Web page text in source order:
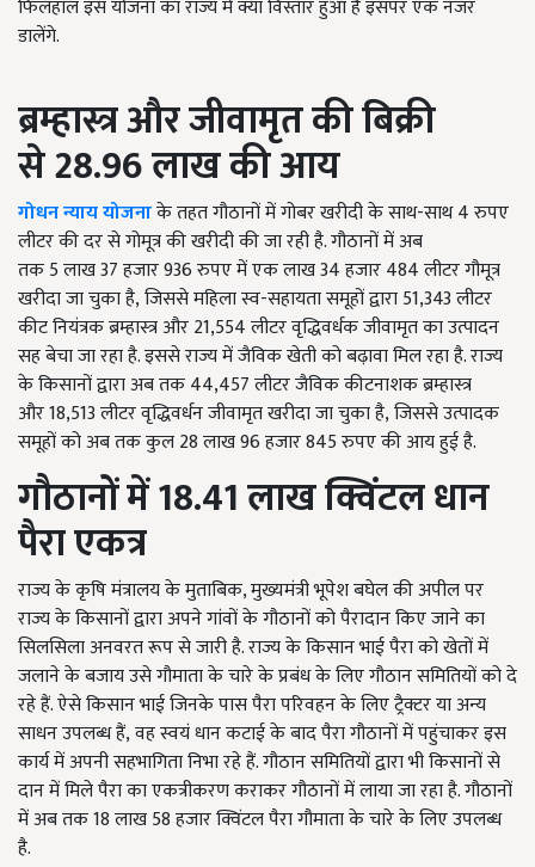
फिलहाल इस योजना का राज्य में क्या विस्तार हुआ है इसपर एक नजर
डालेंगे.
ब्रम्हास्त्र और जीवामृत की बिक्री
से28.96लाख की आय
गोधन न्याय योजनाके तहत गौठानों में गोबर खरीदी के साथ-साथ4रुपए
लीटर की दर से गोमूत्र की खरीदी की जा रही है. गौठानों में अब
तक5लाख37हजार936रुपए में एक लाख34हजार484लीटर गौमूत्र
खरीदा जा चुका है,जिससे महिला स्व-सहायता समूहों द्वारा51,343लीटर
कीट नियंत्रक ब्रम्हास्त्र और21,554लीटर वृद्धिवर्धक जीवामृत का उत्पादन
सह बेचा जा रहा है. इससे राज्य में जैविक खेती को बढ़ावा मिल रहा है. राज्य
के किसानों द्वारा अब तक44,457लीटर जैविक कीटनाशक ब्रम्हास्त्र
और18,513लीटर वृद्धिवर्धन जीवामृत खरीदा जा चुका है,जिससे उत्पादक
समूहों को अब तक कुल28लाख96हजार845रुपए की आय हुई है.
गौठानों में 18.41 लाख क्विंटल धान
पैरा एकत्र
राज्य के कृषि मंत्रालय के मुताबिक, मुख्यमंत्री भूपेश बघेल की अपील पर
राज्य के किसानों द्वारा अपने गांवों के गौठानों को पैरादान किए जाने का
सिलसिला अनवरत रूप से जारी है. राज्य के किसान भाई पैरा को खेतों में
जलाने के बजाय उसे गौमाता के चारे के प्रबंध के लिए गौठान समितियों को दे
रहे हैं. ऐसे किसान भाई जिनके पास पैरा परिवहन के लिए ट्रैक्टर या अन्य
साधन उपलब्ध हैं,वह स्वयं धान कटाई के बाद पैरा गौठानों में पहुंचाकर इस
कार्य में अपनी सहभागिता निभा रहे हैं. गौठान समितियों द्वारा भी किसानों से
दान में मिले पैरा का एकत्रीकरण कराकर गौठानों में लाया जा रहा है. गौठानों
में अब तक 18 लाख 58 हजार क्विंटल पैरा गौमाता के चारे के लिए उपलब्ध
है.